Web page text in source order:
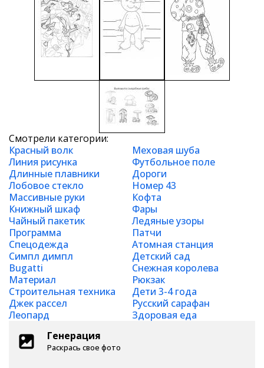
Смотрели категории:
Красный волк
Меховая шуба
Линия рисунка
Футбольное поле
Длинные плавники
Дороги
Лобовое стекло
Номер 43
Массивные руки
Кофта
Книжный шкаф
Фары
Чайный пакетик
Ледяные узоры
Программа
Патчи
Спецодежда
Атомная станция
Симпл димпл
Детский сад
Bugatti
Снежная королева
Материал
Рюкзак
Строительная техника
Дети 3-4 года
Джек рассел
Русский сарафан
Леопард
Здоровая еда
Генерация
Раскрась свое фото